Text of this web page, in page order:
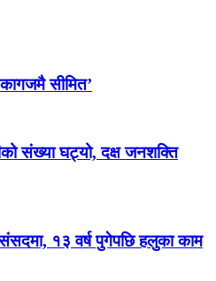
सीमित’
संख्या घट्यो, दक्ष जनशक्ति
१३ वर्ष पुगेपछि हलुका काम